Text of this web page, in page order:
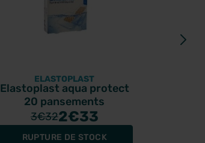
ELASTOPLAST
Elastoplast aqua protect
20 pansements
3€322€33
RUPTURE DE STOCK